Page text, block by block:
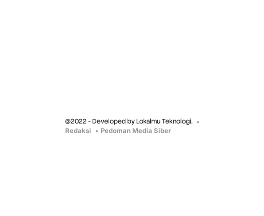
@2022 - Developed by Lokalmu Teknologi.
Redaksi Pedoman Media Siber